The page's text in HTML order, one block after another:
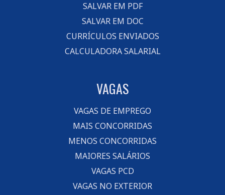
SALVAR EM PDF
SALVAR EM DOC
CURRÍCULOS ENVIADOS
CALCULADORA SALARIAL
VAGAS
VAGAS DE EMPREGO
MAIS CONCORRIDAS
MENOS CONCORRIDAS
MAIORES SALÁRIOS
VAGAS PCD
VAGAS NO EXTERIOR